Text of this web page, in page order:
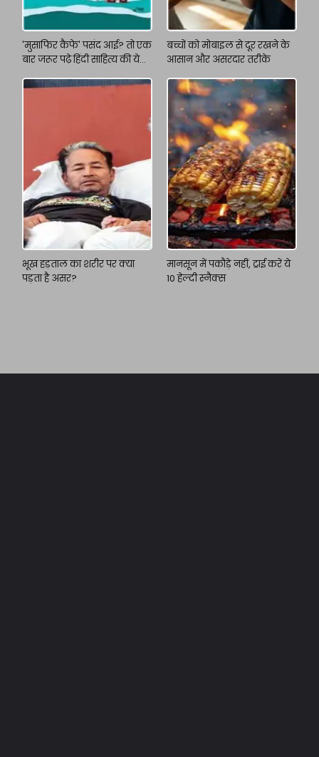
'मुसाफिर कैफे' पसंद आई? तो एक
बार जरूर पढ़े हिंदी साहित्य की ये
बच्चों को मोबाइल से दूर रखने के
आसान और असरदार तरीके
भूख हड़ताल का शरीर पर क्या
पड़ता है असर?
मानसून में पकौड़े नहीं, ट्राई करें ये
10 हेल्दी स्नैक्स